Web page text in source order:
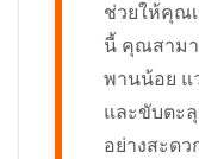
ช่วยให้คุณ
นี้ คุณสามา
พานน้อย แ
และขับตะ
อย่างสะดว